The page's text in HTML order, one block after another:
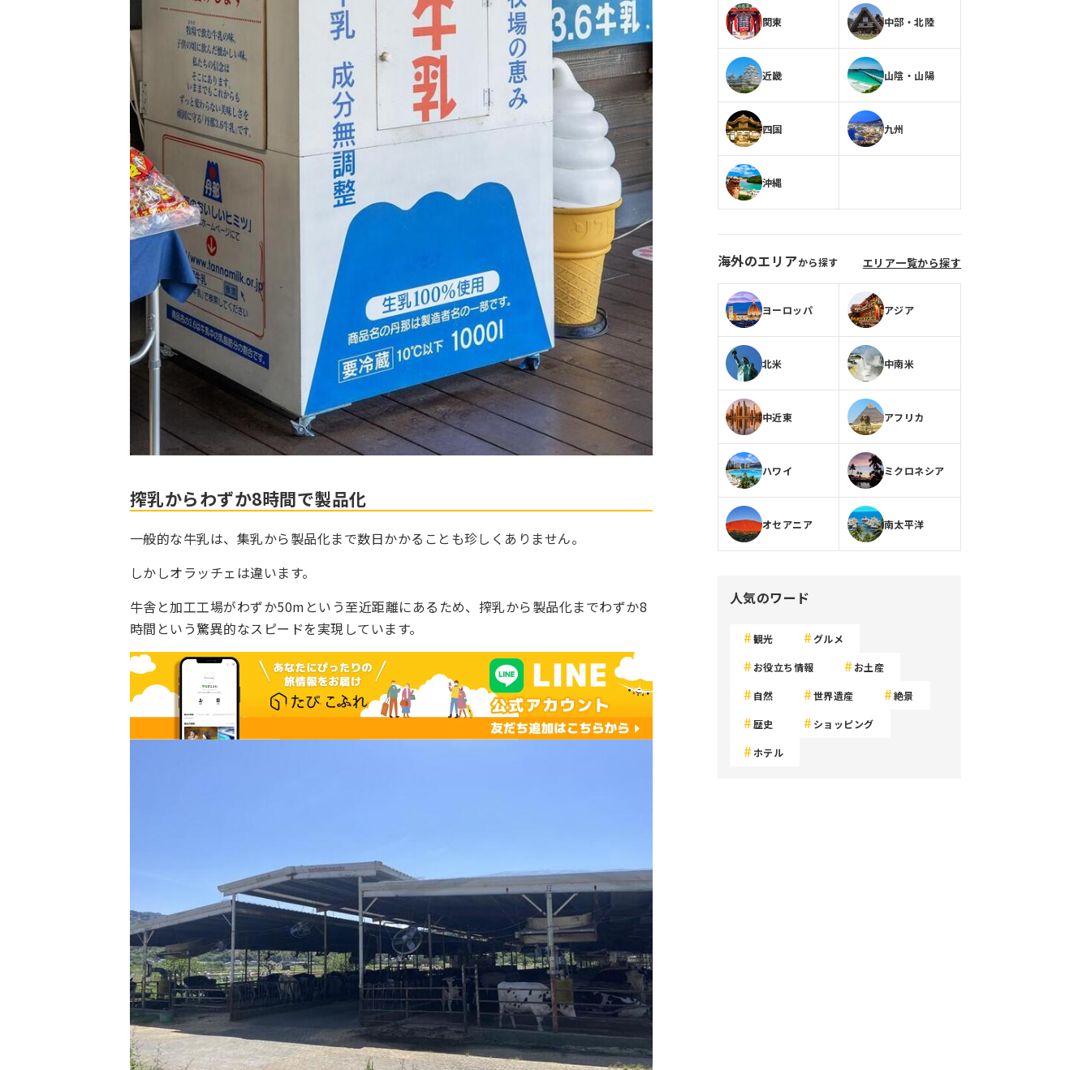
搾乳からわずか8時間で製品化
一般的な牛乳は、集乳から製品化まで数日かかることも珍しくありません。
しかしオラッチェは違います。
牛舎と加工工場がわずか50mという至近距離にあるため、搾乳から製品化までわずか8
時間という驚異的なスピードを実現しています。
関東 中部・北陸
近畿 山陰・山陽
四国 九州
沖縄
海外のエリアから探す エリア一覧から探す
ヨーロッパ アジア
北米 中南米
中近東 アフリカ
ハワイ ミクロネシア
オセアニア 南太平洋
人気のワード
観光 グルメ
お役立ち情報 お土産
自然 世界遺産 絶景
歴史 ショッピング
ホテル